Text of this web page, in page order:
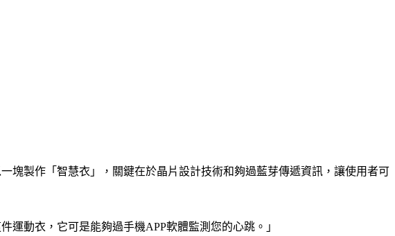
塊製作「智慧衣」，關鍵在於晶片設計技術和夠過藍芽傳遞資訊，讓使用者可
動衣，它可是能夠過手機APP軟體監測您的心跳。」